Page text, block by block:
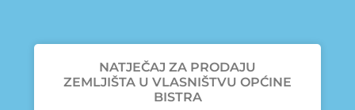
NATJEČAJ ZA PRODAJU
ZEMLJIŠTA U VLASNIŠTVU OPĆINE
BISTRA